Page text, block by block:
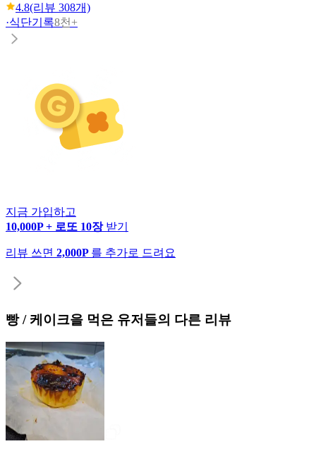
4.8(리뷰 308개)
·식단기록8천+
지금 가입하고
10,000P + 로또 10장 받기
리뷰 쓰면 2,000P 를 추가로 드려요
빵 / 케이크을 먹은 유저들의 다른 리뷰